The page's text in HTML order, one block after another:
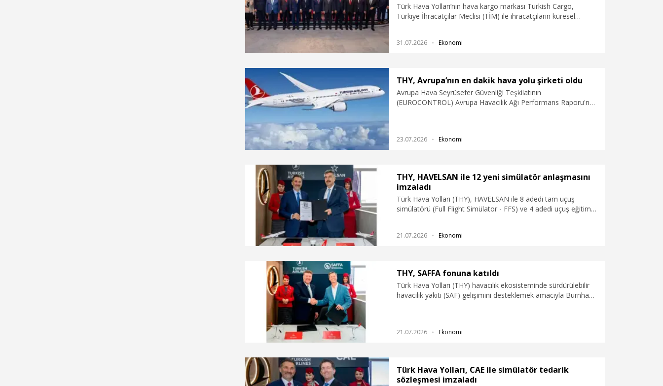
Türk Hava Yolları’nın hava kargo markası Turkish Cargo,
Türkiye İhracatçılar Meclisi (TİM) ile ihracatçıların küresel
31.07.2026 Ekonomi
THY, Avrupa’nın en dakik hava yolu şirketi oldu
Avrupa Hava Seyrüsefer Güvenliği Teşkilatının
(EUROCONTROL) Avrupa Havacılık Ağı Performans Raporu'na
23.07.2026 Ekonomi
THY, HAVELSAN ile 12 yeni simülatör anlaşmasını
imzaladı
Türk Hava Yolları (THY), HAVELSAN ile 8 adedi tam uçuş
simülatörü (Full Flight Simülator - FFS) ve 4 adedi uçuş eğitim
21.07.2026 Ekonomi
THY, SAFFA fonuna katıldı
Türk Hava Yolları (THY) havacılık ekosisteminde sürdürülebilir
havacılık yakıtı (SAF) gelişimini desteklemek amacıyla Burnham
21.07.2026 Ekonomi
Türk Hava Yolları, CAE ile simülatör tedarik
sözleşmesi imzaladı